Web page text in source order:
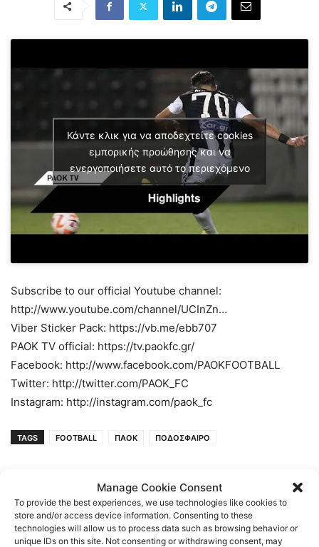
Manage Cookie Consent
To provide the best experiences, we use technologies like cookies to
store and/or access device information. Consenting to these
technologies will allow us to process data such as browsing behavior or
unique IDs on this site. Not consenting or withdrawing consent, may
Κάντε κλικ για να αποδεχτείτε cookies
εμπορικής προώθησης και να
ενεργοποιήσετε αυτό το περιεχόμενο
Subscribe to our official Youtube channel:
http://www.youtube.com/channel/UCInZn…
Viber Sticker Pack: https://vb.me/ebb707
PAOK TV official: https://tv.paokfc.gr/
Facebook: http://www.facebook.com/PAOKFOOTBALL
Twitter: http://twitter.com/PAOK_FC
Instagram: http://instagram.com/paok_fc
TAGS FOOTBALL ΠΑΟΚ ΠΟΔΟΣΦΑΙΡΟ